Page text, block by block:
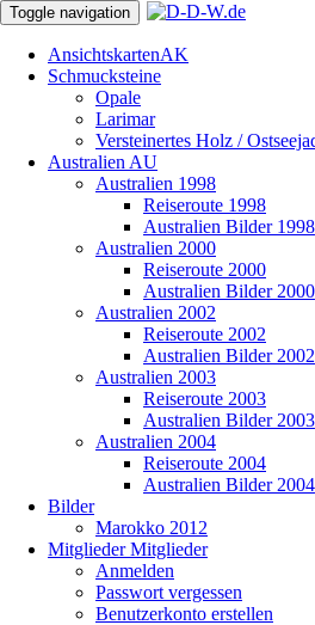
Toggle navigation
AnsichtskartenAK
Schmucksteine
Opale
Larimar
Versteinertes Holz /
Australien AU
Australien 1998
Reiseroute 1998
Australien Bilder 1998
Australien 2000
Reiseroute 2000
Australien Bilder 2000
Australien 2002
Reiseroute 2002
Australien Bilder 2002
Australien 2003
Reiseroute 2003
Australien Bilder 2003
Australien 2004
Reiseroute 2004
Australien Bilder 2004
Bilder
Marokko 2012
MitgliederMitglieder
Anmelden
Passwort vergessen
Benutzerkonto erstellen